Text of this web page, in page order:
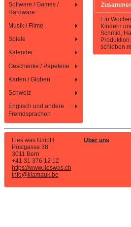
Software / Games /
Hardware
Musik / Filme
Spiele
Kalender
Geschenke / Papeterie
Karten / Globen
Schweiz
Englisch und andere
Fremdsprachen
Ein
Kindern
Schmid,
schieben
Lies was GmbH
Postgasse 38
3011 Bern
+41 31 376 12 12
https://www.lieswas.ch
info@klamauk.be
Über uns